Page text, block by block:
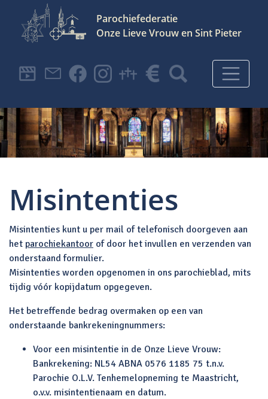
Hoofdnavigatie
Parochiefederatie
Onze Lieve Vrouw en Sint Pieter
Misintenties
Misintenties kunt u per mail of telefonisch doorgeven aan
het parochiekantoor of door het invullen en verzenden van
onderstaand formulier.
Misintenties worden opgenomen in ons parochieblad, mits
tijdig vóór kopijdatum opgegeven.
Het betreffende bedrag overmaken op een van
onderstaande bankrekeningnummers:
Voor een misintentie in de Onze Lieve Vrouw:
Bankrekening: NL54 ABNA 0576 1185 75 t.n.v.
Parochie O.L.V. Tenhemelopneming te Maastricht,
o.v.v. misintentienaam en datum.